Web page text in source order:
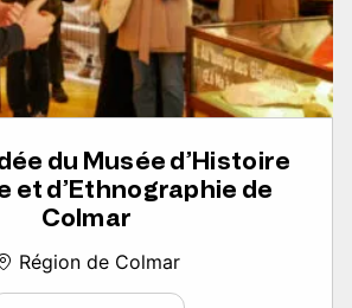
du Musée d’Histoire
et d’Ethnographie de
Colmar
Région de Colmar